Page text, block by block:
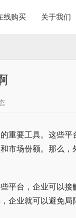
线购买 关于我们
重要工具。这些平
市场份额。那么，
平台，企业可以接
企业就可以避免局